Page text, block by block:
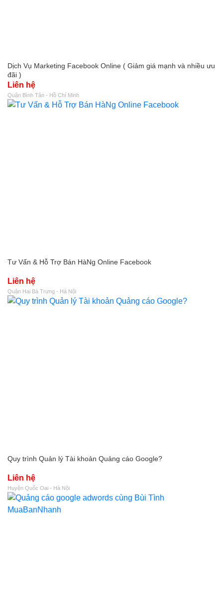
Dịch Vụ Marketing Facebook Online ( Giảm giá mạnh và nhiều ưu
đãi )
Liên hệ
Quận Bình Tân - Hồ Chí Minh
Tư Vấn & Hỗ Trợ Bán HàNg Online Facebook
Liên hệ
Quận Hai Bà Trưng - Hà Nội
Quy trình Quản lý Tài khoản Quảng cáo Google?
Liên hệ
Huyện Quốc Oai - Hà Nội